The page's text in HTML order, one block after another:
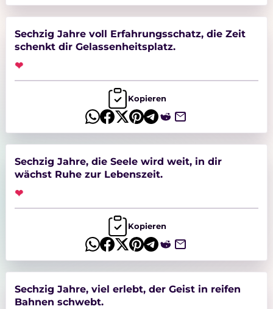
Auf sprueche.de findet Ihr viele schöne
Sprüche zum 60. Geburtstag – von lustig
und modern bis herzlich und nachdenklich.
Perfekt für Glückwunschkarten,
persönliche Nachrichten oder besondere
Geburtstagsgrüße.
Sechzig Jahre voll Erfahrungsschatz, die Zeit
schenkt dir Gelassenheitsplatz.
❤
Kopieren
Sechzig Jahre, die Seele wird weit, in dir
wächst Ruhe zur Lebenszeit.
❤
Kopieren
Sechzig Jahre, viel erlebt, der Geist in reifen
Bahnen schwebt.